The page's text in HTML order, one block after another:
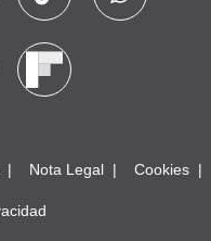
Nota Legal Cookies